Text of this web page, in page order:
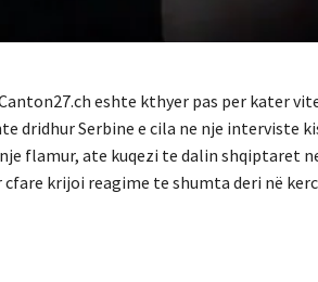
eshte kthyer pas per kater
dridhur Serbine e cila ne nje interviste
flamur, ate kuqezi te dalin shqiptaret
krijoi reagime te shumta deri në